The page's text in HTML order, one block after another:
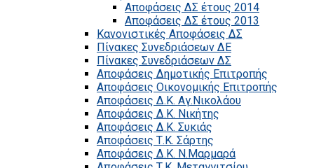
Αποφάσεις ΔΣ έτους 2014
Αποφάσεις ΔΣ έτους 2013
Κανονιστικές Αποφάσεις ΔΣ
Πίνακες Συνεδριάσεων ΔΕ
Πίνακες Συνεδριάσεων ΔΣ
Αποφάσεις Δημοτικής Επιτροπής
Αποφάσεις Οικονομικής Επιτροπής
Αποφάσεις Δ.Κ. Αγ.Νικολάου
Αποφάσεις Δ.Κ. Νικήτης
Αποφάσεις Δ.Κ. Συκιάς
Αποφάσεις Τ.Κ. Σάρτης
Αποφάσεις Δ.Κ. Ν.Μαρμαρά